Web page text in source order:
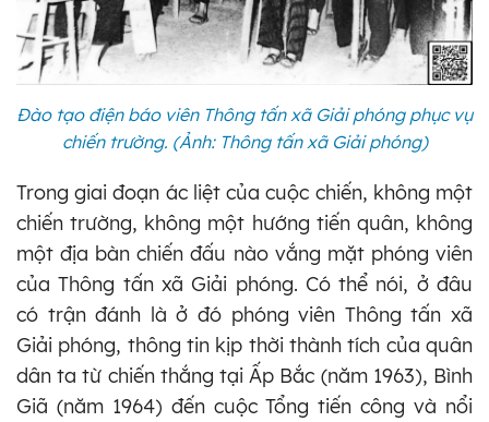
Đào tạo điện báo viên Thông tấn xã Giải phóng phục vụ
chiến trường. (Ảnh: Thông tấn xã Giải phóng)
Trong giai đoạn ác liệt của cuộc chiến, không một
chiến trường, không một hướng tiến quân, không
một địa bàn chiến đấu nào vắng mặt phóng viên
của Thông tấn xã Giải phóng. Có thể nói, ở đâu
có trận đánh là ở đó phóng viên Thông tấn xã
Giải phóng, thông tin kịp thời thành tích của quân
dân ta từ chiến thắng tại Ấp Bắc (năm 1963), Bình
Giã (năm 1964) đến cuộc Tổng tiến công và nổi